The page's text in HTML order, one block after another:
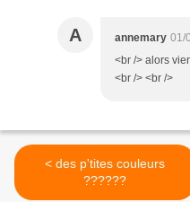
A annemary 01/
<br /> alors
<br /> <br />
< des p'tites couleurs
??????